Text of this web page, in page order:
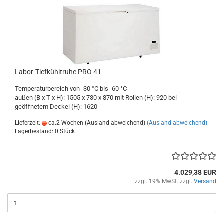
Labor-Tiefkühltruhe PRO 41
Temperaturbereich von -30 °C bis -60 °C
außen (B x T x H): 1505 x 730 x 870 mit Rollen (H): 920 bei
geöffnetem Deckel (H): 1620
Lieferzeit: ca.2 Wochen (Ausland abweichend) (Ausland abweichend)
Lagerbestand: 0 Stück
4.029,38 EUR
zzgl. 19% MwSt. zzgl. Versand